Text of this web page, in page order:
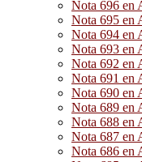
Nota 696 en
Nota 695 en
Nota 694 en
Nota 693 en
Nota 692 en
Nota 691 en
Nota 690 en
Nota 689 en
Nota 688 en
Nota 687 en
Nota 686 en